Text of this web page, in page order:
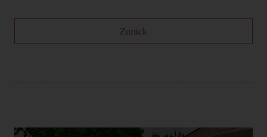
Zurück
NID
Nutzereinstellungen
1 Jahr Andere